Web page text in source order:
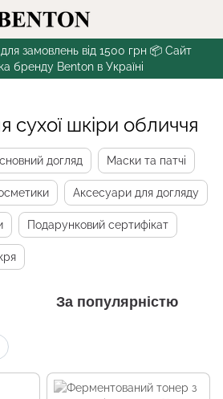
замовлень від 1500 грн 📦 Сайт
бренду Benton в Україні
сухої шкіри обличчя
догляд Маски та патчі
Аксесуари для догляду
Подарунковий сертифікат
За популярністю